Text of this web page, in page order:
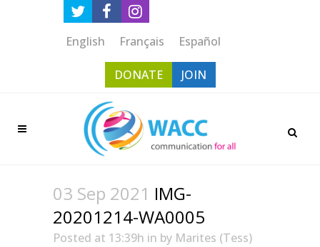
English Français Español
DONATE JOIN
03 Sep 2021 IMG-
20201214-WA0005
Posted at 13:39h in by Marites (Tess)